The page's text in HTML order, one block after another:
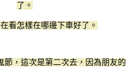
了。
看怎樣在哪邊下車好了。
節，這次是第二次去，因為朋友的